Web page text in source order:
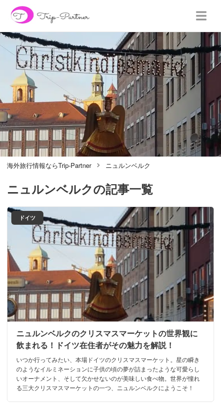
海外旅行情報ならTrip-Partner ニュルンベルク
ニュルンベルクの記事一覧
ドイツ
ニュルンベルクのクリスマスマーケットの世界観に
飲まれる！ドイツ在住者がその魅力を解説！
いつか行ってみたい、本場ドイツのクリスマスマーケット。星の瞬き
のようなイルミネーションに子供の頃の夢が詰まったような可愛らし
いオーナメント、そして欠かせないのが美味しい食べ物。世界が憧れ
る三大クリスマスマーケットの一つ、ニュルンベルクにようこそ！